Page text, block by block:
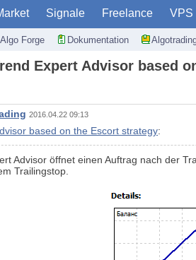
Signale Freelance VPS
Algo Forge Dokumentation
Expert Advisor based
2016.04.22 09:13
based on the Escort strategy:
Advisor öffnet einen Auftrag nach der
Trailingstop.